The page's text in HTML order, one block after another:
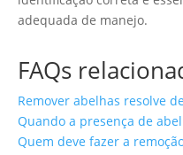
adequada de manejo.
FAQs
Remover abelhas resolve
Quando a presença de
Quem deve fazer a